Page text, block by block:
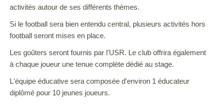
activités autour de ses différents thèmes.
Si le football sera bien entendu central, plusieurs activités hors
football seront mises en place.
Les goûters seront fournis par l'USR. Le club offrira également
à chaque joueur une tenue complète dédié au stage.
L'équipe éducative sera composée d'environ 1 éducateur
diplômé pour 10 jeunes joueurs.